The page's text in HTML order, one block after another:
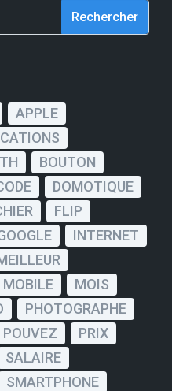
APPLE
BOUTON
DOMOTIQUE
FLIP
INTERNET
MOBILE
MOIS
PHOTOGRAPHE
POUVEZ
PRIX
SALAIRE
SMARTPHONE